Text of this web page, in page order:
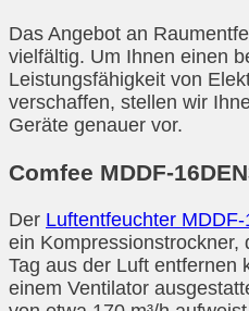
Das Angebot an
vielfältig. Um Ihnen einen
Leistungsfähigkeit von
verschaffen, stellen wir
Geräte genauer vor.
Comfee MDDF-
Der Luftentfeuchter
ein Kompressionstrockner,
Tag aus der Luft entfernen
einem Ventilator